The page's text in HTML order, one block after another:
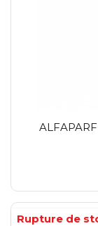
Rupture de